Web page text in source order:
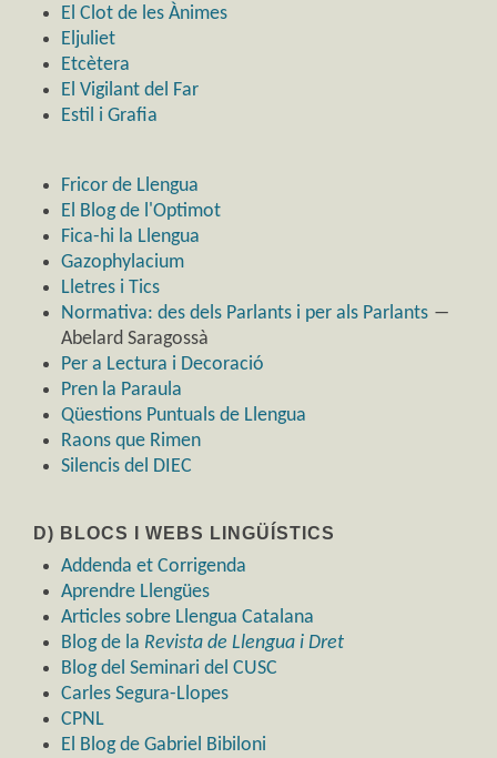
El Clot de les Ànimes
Eljuliet
Etcètera
El Vigilant del Far
Estil i Grafia
Fricor de Llengua
El Blog de l'Optimot
Fica-hi la Llengua
Gazophylacium
Lletres i Tics
Normativa: des dels Parlants i per als Parlants ―
Abelard Saragossà
Per a Lectura i Decoració
Pren la Paraula
Qüestions Puntuals de Llengua
Raons que Rimen
Silencis del DIEC
D) BLOCS I WEBS LINGÜÍSTICS
Addenda et Corrigenda
Aprendre Llengües
Articles sobre Llengua Catalana
Blog de la Revista de Llengua i Dret
Blog del Seminari del CUSC
Carles Segura-Llopes
CPNL
El Blog de Gabriel Bibiloni